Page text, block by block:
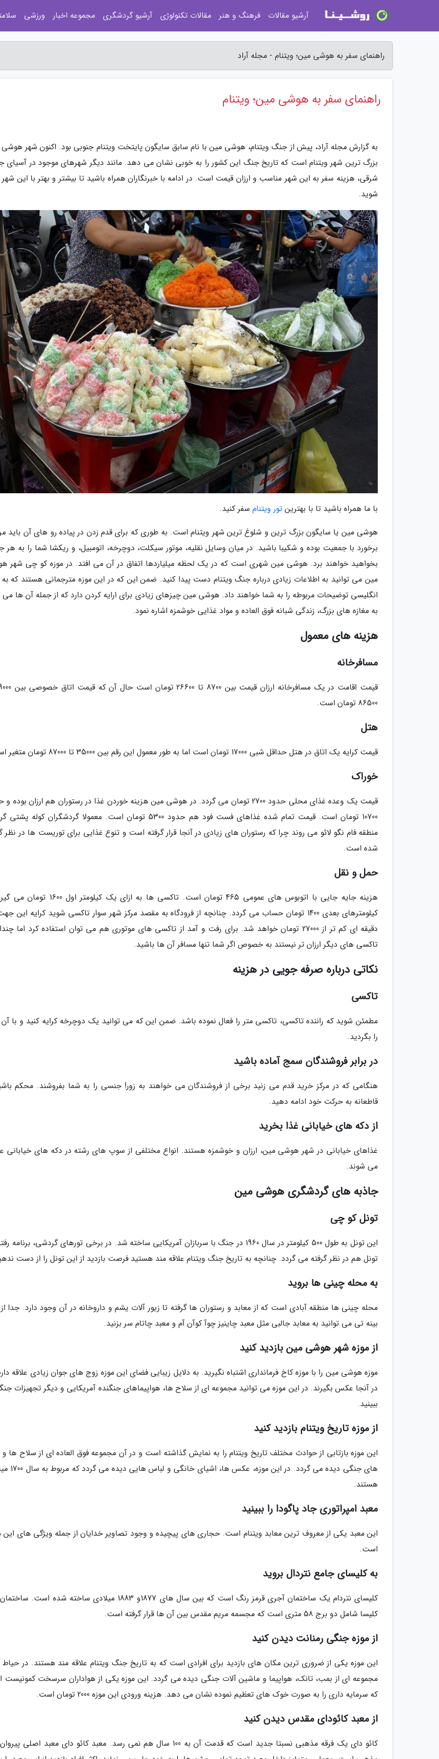
راهنمای سفر به هوشی مین؛ ویتنام - مجله آراد
راهنمای سفر به هوشی مین؛ ویتنام
به گزارش مجله آراد، پیش از جنگ ویتنام، هوشی مین با نام سابق سایگون پایتخت ویتنام جنوبی بود. اکنون شهر
بزرگ ترین شهر ویتنام است که تاریخ جنگ این کشور را به خوبی نشان می دهد. مانند دیگر شهرهای موجود در آسیای
شرقی، هزینه سفر به این شهر مناسب و ارزان قیمت است. در ادامه با خبرنگاران همراه باشید تا بیشتر و بهتر با این شهر
شوید.
با ما همراه باشید تا با بهترین تور ویتنام سفر کنید.
هوشی مین یا سایگون بزرگ ترین و شلوغ ترین شهر ویتنام است. به طوری که برای قدم زدن در پیاده رو های آن باید
برخورد با جمعیت بوده و شکیبا باشید. در میان وسایل نقلیه، موتور سیکلت، دوچرخه، اتومبیل، و ریکشا شما را به هر
بخواهید خواهند برد. هوشی مین شهری است که در یک لحظه میلیاردها اتفاق در آن می افتد. در موزه کو چی شهر
مین می توانید به اطلاعات زیادی درباره جنگ ویتنام دست پیدا کنید. ضمن این که در این موزه مترجمانی هستند که به
انگلیسی توضیحات مربوطه را به شما خواهند داد. هوشی مین چیزهای زیادی برای ارایه کردن دارد که از جمله آن ها می
به مغازه های بزرگ، زندگی شبانه فوق العاده و مواد غذایی خوشمزه اشاره نمود.
هزینه های معمول
مسافرخانه
86500 تومان است.
هتل
قیمت کرایه یک اتاق در هتل حداقل شبی 17000 تومان است اما به طور معمول این رقم بین 35000 تا 87000 تومان متغیر است.
خوراک
قیمت یک وعده غذای محلی حدود 2700 تومان می گردد. در هوشی مین هزینه خوردن غذا در رستوران هم ارزان بوده
10700 تومان است. قیمت تمام شده غذاهای فست فود هم حدود 5300 تومان است. معمولا گردشگران کوله
منطقه فام نگو لائو می روند چرا که رستوران های زیادی در آنجا قرار گرفته است و تنوع غذایی برای توریست ها در نظر
شده است.
حمل و نقل
هزینه جایه جایی با اتوبوس های عمومی 465 تومان است. تاکسی ها به ازای یک
دقیقه ای کم تر از 27000 تومان خواهد شد. برای رفت و آمد از تاکسی های موتوری هم می توان استفاده کرد اما
تاکسی های دیگر ارزان تر نیستند به خصوص اگر شما تنها مسافر آن ها باشید.
نکاتی درباره صرفه جویی در هزینه
تاکسی
مطمئن شوید که راننده تاکسی، تاکسی متر را فعال نموده باشد. ضمن این که می توانید یک دوچرخه کرایه کنید و با
را بگردید.
در برابر فروشندگان سمج آماده باشید
هنگامی که در مرکز خرید قدم می زنید برخی از فروشندگان می خواهند به زور! جنسی را به شما بفروشند. محکم
قاطعانه به حرکت خود ادامه دهید.
از دکه های خیابانی غذا بخرید
غذاهای خیابانی در شهر هوشی مین، ارزان و خوشمزه هستند. انواع مختلفی از سوپ های رشته در دکه های خیابانی
می شوند.
جاذبه های گردشگری هوشی مین
تونل کو چی
این تونل به طول 500 کیلومتر در سال 1960 در جنگ با سربازان آمریکایی ساخته شد. در برخی تورهای گردشی، برنامه
تونل هم در نظر گرفته می گردد. چنانچه به تاریخ جنگ ویتنام علاقه مند هستید فرصت بازدید از این تونل را از دست
به محله چینی ها بروید
محله چینی ها منطقه آبادی است که از معابد و رستوران ها گرفته تا زیور آلات یشم و داروخانه در آن وجود دارد. جدا از
بینه تی می توانید به معابد جالبی مثل معبد چاینیز چوآ کوآن آم و معبد چاتام سر بزنید.
از موزه شهر هوشی مین بازدید کنید
موزه هوشی مین را با موزه کاخ فرمانداری اشتباه نگیرید. به دلایل زیبایی فضای این موزه زوج های جوان زیادی علاقه
در آنجا عکس بگیرند. در این موزه می توانید مجموعه ای از سلاح ها، هواپیماهای جنگنده آمریکایی و دیگر تجهیزات
ببینید.
از موزه تاریخ ویتنام بازدید کنید
این موزه بازتابی از حوادث مختلف تاریخ ویتنام را به نمایش گذاشته است و در آن مجموعه فوق العاده ای از سلاح ها
های جنگی دیده می گردد. در این
هستند.
معبد امپراتوری جاد پاگودا را ببینید
این معبد یکی از معروف ترین معابد ویتنام است. حجاری های پیچیده و وجود تصاویر خدایان از جمله ویژگی های این
است.
به کلیسای جامع نتردال بروید
کلیسای نتردام یک ساختمان آجری قرمز رنگ است که بین سال های 1877و 1883 میلادی ساخته شده
کلیسا شامل دو برج 58 متری است که مجسمه مریم مقدس بین آن ها قرار گرفته است.
از موزه جنگی رمنانت دیدن کنید
این موزه یکی از ضروری ترین مکان های بازدید برای افرادی است که به تاریخ جنگ ویتنام علاقه مند هستند. در حیاط
مجموعه ای از بمب، تانک، هواپیما و ماشین آلات جنگی دیده می گردد. این موزه یکی از هواداران سرسخت
که سرمایه داری را به صورت خوک های تعظیم نموده نشان می دهد. هزینه ورودی این موزه 2000 تومان است.
از معبد کائودای مقدس دیدن کنید
کائو دای یک فرقه مذهبی نسبتا جدید است که قدمت آن به 100 سال هم نمی رسد. معبد کائو دای معبد اصلی
آرشیو مقالات فرهنگ و هنر مقالات تکنولوژی آرشیو گردشگری مجموعه اخبار ورزشی